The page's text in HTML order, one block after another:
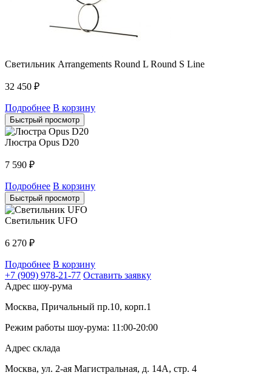
Светильник Arrangements Round L Round S Line
32 450 ₽
Подробнее В корзину
Быстрый просмотр
Люстра Opus D20
7 590 ₽
Подробнее В корзину
Быстрый просмотр
Светильник UFO
6 270 ₽
Подробнее В корзину
+7 (909) 978-21-77 Оставить заявку
Адрес шоу-рума
Москва, Причальный пр.10, корп.1
Режим работы шоу-рума: 11:00-20:00
Адрес склада
Москва, ул. 2-ая Магистральная, д. 14А, стр. 4